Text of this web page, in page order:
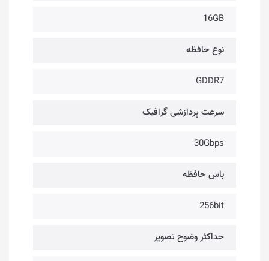
16GB
نوع حافظه
GDDR7
سرعت پردازشی گرافیک
30Gbps
باس حافظه
256bit
حداکثر وضوح تصویر